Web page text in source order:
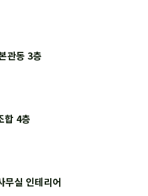
관동 3층
합 4층
무실 인테리어